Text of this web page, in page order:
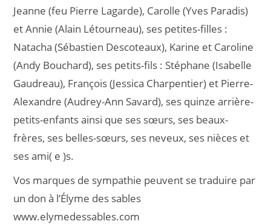
Jeanne (feu Pierre Lagarde), Carolle (Yves Paradis)
et Annie (Alain Létourneau), ses petites-filles :
Natacha (Sébastien Descoteaux), Karine et Caroline
(Andy Bouchard), ses petits-fils : Stéphane (Isabelle
Gaudreau), François (Jessica Charpentier) et Pierre-
Alexandre (Audrey-Ann Savard), ses quinze arrière-
petits-enfants ainsi que ses sœurs, ses beaux-
frères, ses belles-sœurs, ses neveux, ses nièces et
ses ami( e )s.
Vos marques de sympathie peuvent se traduire par
un don à l’Élyme des sables
www.elymedessables.com